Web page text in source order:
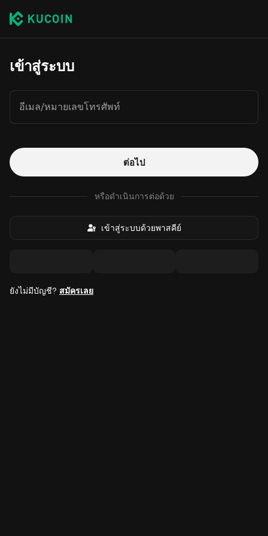
เข้าสู่ระบบ
อีเมล/หมายเลขโทรศัพท์
ต่อไป
หรือดำเนินการต่อด้วย
เข้าสู่ระบบด้วยพาสคีย์
ยังไม่มีบัญชี? สมัครเลย